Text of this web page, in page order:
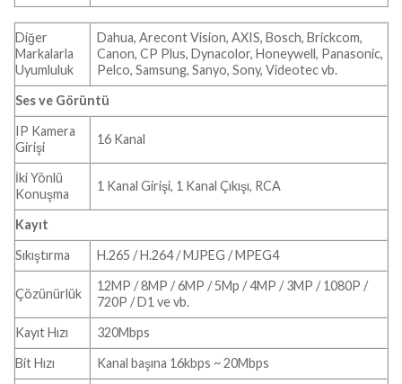
Diğer
Markalarla
Uyumluluk
Dahua, Arecont Vision, AXIS, Bosch, Brickcom,
Canon, CP Plus, Dynacolor, Honeywell, Panasonic,
Pelco, Samsung, Sanyo, Sony, Videotec vb.
Ses ve Görüntü
IP Kamera
Girişi
16 Kanal
İki Yönlü
Konuşma
1 Kanal Girişi, 1 Kanal Çıkışı, RCA
Kayıt
Sıkıştırma
H.265 / H.264 / MJPEG / MPEG4
Çözünürlük
12MP / 8MP / 6MP / 5Mp / 4MP / 3MP / 1080P /
720P / D1 ve vb.
Kayıt Hızı
320Mbps
Bit Hızı
Kanal başına 16kbps ~ 20Mbps